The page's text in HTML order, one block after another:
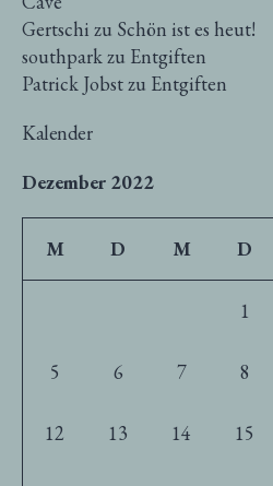
Gertschi zu Schön ist es heut!
southparkzu Entgiften
Patrick Jobstzu Entgiften
Kalender
Dezember 2022
M D M D
1
5 6 7 8
12 13 14 15